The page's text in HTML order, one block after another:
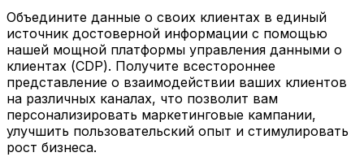
Объедините данные о своих клиентах в единый
источник достоверной информации с помощью
нашей мощной платформы управления данными о
клиентах (CDP). Получите всестороннее
представление о взаимодействии ваших клиентов
на различных каналах, что позволит вам
персонализировать маркетинговые кампании,
улучшить пользовательский опыт и стимулировать
рост бизнеса.